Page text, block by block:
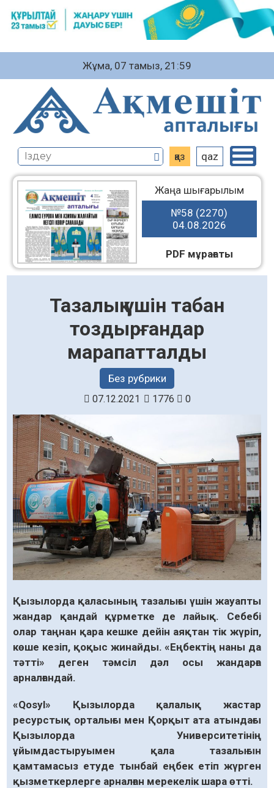
Жұма, 07 тамыз, 21:59
қаз qaz
Жаңа шығарылым
№58 (2270)
04.08.2026
PDF мұрағаты
Тазалық үшін табан
тоздырғандар
марапатталды
Без рубрики
07.12.2021 1776 0
Қызылорда қаласының тазалығы үшін жауапты
жандар қандай құрметке де лайық. Себебі
олар таңнан қара кешке дейін аяқтан тік жүріп,
көше кезіп, қоқыс жинайды. «Еңбектің наны да
тәтті» деген тәмсіл дәл осы жандарға
арналғандай.
«Qosyl» Қызылорда қалалық жастар
ресурстық орталығы мен Қорқыт ата атындағы
Қызылорда Университетінің
ұйымдастыруымен қала тазалығын
қамтамасыз етуде тынбай еңбек етіп жүрген
қызмет­керлерге арналған мерекелік шара өтті.